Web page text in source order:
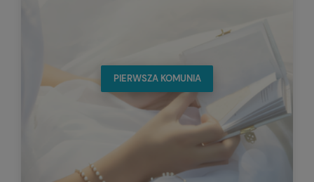
PIERWSZA KOMUNIA